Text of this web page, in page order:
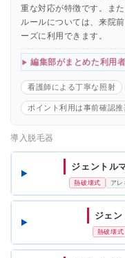
重な対応が特徴です。ま
ルールについては、来院
ーズに利用できます。
編集部がまとめた利用
看護師による丁寧な照射
ポイント利用は事前確認推
導入脱毛器
ジェントル
熱破壊式 ア
ジェン
熱破壊式